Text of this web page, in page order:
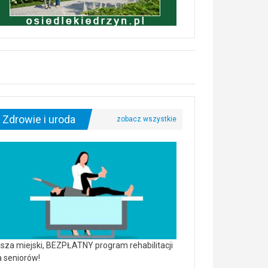
Zdrowie i uroda
miejski, BEZPŁATNY program rehabilitacji
seniorów!